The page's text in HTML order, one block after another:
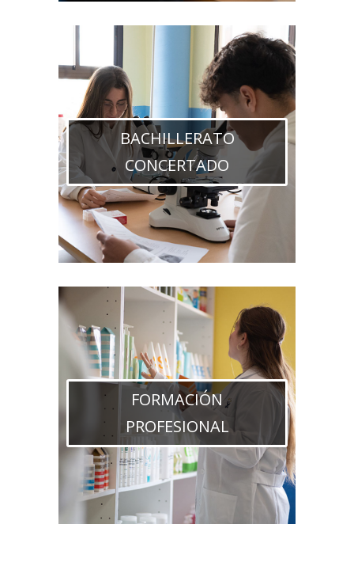
BACHILLERATO
CONCERTADO
FORMACIÓN
PROFESIONAL